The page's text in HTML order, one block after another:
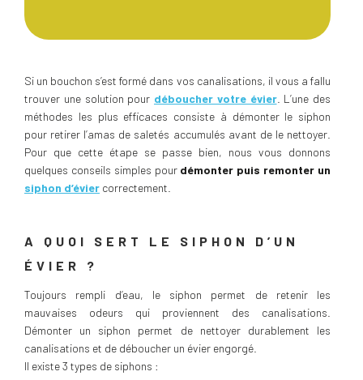
Si un bouchon s’est formé dans vos canalisations, il vous a fallu
trouver une solution pour déboucher votre évier. L’une des
méthodes les plus efficaces consiste à démonter le siphon
pour retirer l’amas de saletés accumulés avant de le nettoyer.
Pour que cette étape se passe bien, nous vous donnons
quelques conseils simples pour démonter puis remonter un
siphon d’évier correctement.
A QUOI SERT LE SIPHON D’UN
ÉVIER ?
Toujours rempli d’eau, le siphon permet de retenir les
mauvaises odeurs qui proviennent des canalisations.
Démonter un siphon permet de nettoyer durablement les
canalisations et de déboucher un évier engorgé.
Il existe 3 types de siphons :